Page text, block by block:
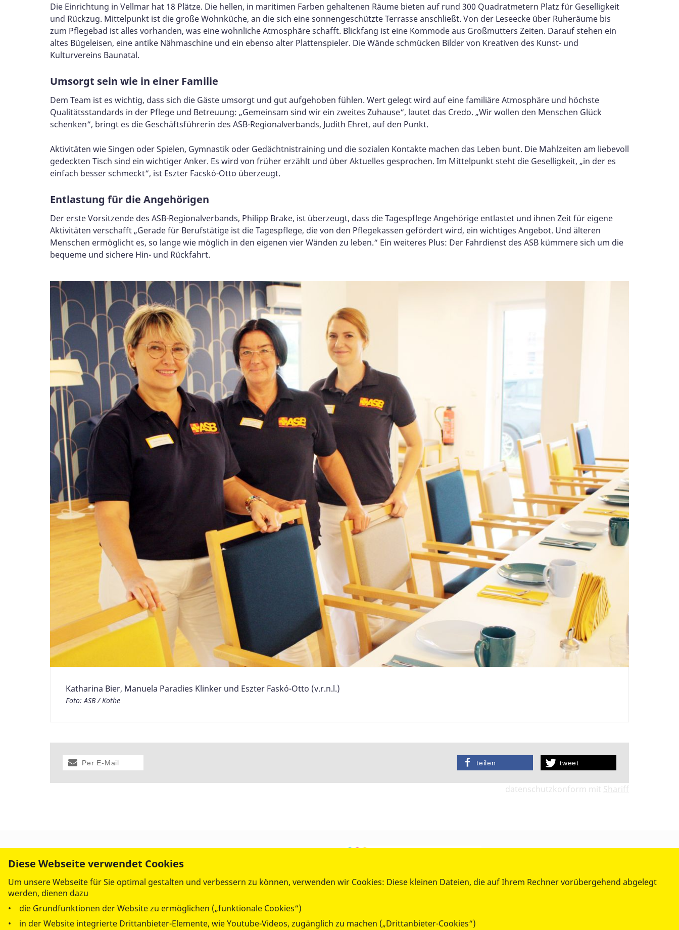
Die Einrichtung in Vellmar hat 18 Plätze. Die hellen, in maritimen Farben gehaltenen Räume bieten auf rund 300 Quadratmetern Platz für Geselligkeit
und Rückzug. Mittelpunkt ist die große Wohnküche, an die sich eine sonnengeschützte Terrasse anschließt. Von der Leseecke über Ruheräume bis
zum Pflegebad ist alles vorhanden, was eine wohnliche Atmosphäre schafft. Blickfang ist eine Kommode aus Großmutters Zeiten. Darauf stehen ein
altes Bügeleisen, eine antike Nähmaschine und ein ebenso alter Plattenspieler. Die Wände schmücken Bilder von Kreativen des Kunst- und
Kulturvereins Baunatal.
Umsorgt sein wie in einer Familie
Dem Team ist es wichtig, dass sich die Gäste umsorgt und gut aufgehoben fühlen. Wert gelegt wird auf eine familiäre Atmosphäre und höchste
Qualitätsstandards in der Pflege und Betreuung: „Gemeinsam sind wir ein zweites Zuhause“, lautet das Credo. „Wir wollen den Menschen Glück
schenken“, bringt es die Geschäftsführerin des ASB-Regionalverbands, Judith Ehret, auf den Punkt.
Aktivitäten wie Singen oder Spielen, Gymnastik oder Gedächtnistraining und die sozialen Kontakte machen das Leben bunt. Die Mahlzeiten am liebevoll
gedeckten Tisch sind ein wichtiger Anker. Es wird von früher erzählt und über Aktuelles gesprochen. Im Mittelpunkt steht die Geselligkeit, „in der es
einfach besser schmeckt“, ist Eszter Facskó-Otto überzeugt.
Entlastung für die Angehörigen
Der erste Vorsitzende des ASB-Regionalverbands, Philipp Brake, ist überzeugt, dass die Tagespflege Angehörige entlastet und ihnen Zeit für eigene
Aktivitäten verschafft „Gerade für Berufstätige ist die Tagespflege, die von den Pflegekassen gefördert wird, ein wichtiges Angebot. Und älteren
Menschen ermöglicht es, so lange wie möglich in den eigenen vier Wänden zu leben.“ Ein weiteres Plus: Der Fahrdienst des ASB kümmere sich um die
bequeme und sichere Hin- und Rückfahrt.
Katharina Bier, Manuela Paradies Klinker und Eszter Faskó-Otto (v.r.n.l.)
Foto: ASB / Kothe
Per E-Mail
tweet
teilen
datenschutzkonform mit Shariff
Diese Webseite verwendet Cookies
Um unsere Webseite für Sie optimal gestalten und verbessern zu können, verwenden wir Cookies: Diese kleinen Dateien, die auf Ihrem Rechner vorübergehend abgelegt
werden, dienen dazu
• die Grundfunktionen der Website zu ermöglichen („funktionale Cookies“)
• in der Website integrierte Drittanbieter-Elemente, wie Youtube-Videos, zugänglich zu machen („Drittanbieter-Cookies“)